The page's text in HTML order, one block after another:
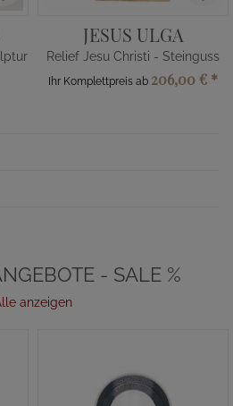
JESUS ULGA
Relief Jesu Christi - Steinguss
Ihr Komplettpreis ab 206,00 € *
- SALE %
anzeigen